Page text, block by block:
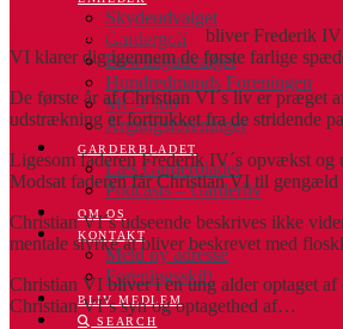
Skydeudvalget
Gardergolf
Bowlingudvalget
Hundredmands Foreningen
MC-Club
Årgangsforeninger
GARDERBLADET
Læs Garderbladet
Podcasts – Garderliv
OM OS
KONTAKT
Meld ny adresse
Foreningsskift
BLIV MEDLEM
SEARCH
Den 30. november 1699
bliver Frederik
VI klarer dig igennem de første farlige
De første år af Christian VI´s liv er præget
udstrækning er fortrukket fra de stridende
Ligesom faderen Frederik IV´s opvækst og
Modsat faderen får Christian VI til gengæld
Christian VI´s udseende beskrives ikke
mentale styrke at bliver beskrevet med
Christian VI bliver i en ung alder optaget
Christian VI´s syn og optagethed af…